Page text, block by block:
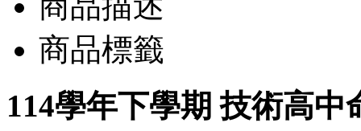
商品標籤
114學年下學期 技術高